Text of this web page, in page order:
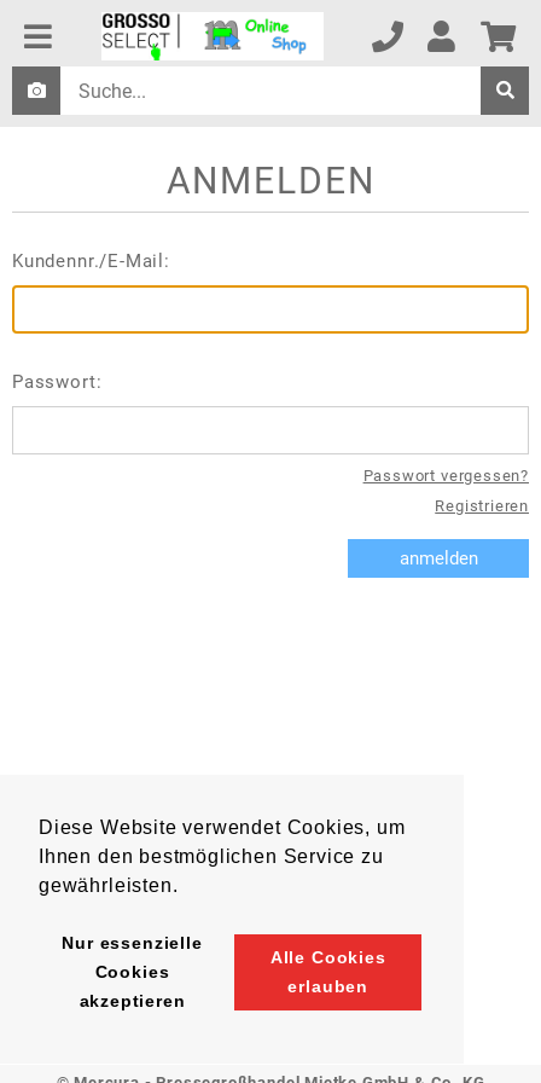
Diese Website verwendet Cookies, um
Ihnen den bestmöglichen Service zu
gewährleisten.
Nur essenzielle
Cookies
akzeptieren
Alle Cookies
erlauben
ANMELDEN
Kundennr./E-Mail:
Passwort:
Passwort vergessen?
Registrieren
anmelden